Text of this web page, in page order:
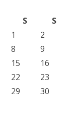
S
S
1
2
8
9
15
16
22
23
29
30